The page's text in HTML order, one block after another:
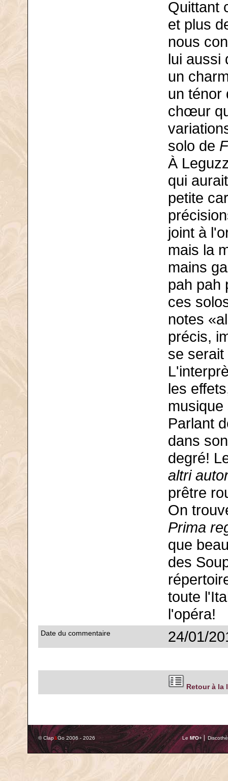
Quittant
et plus
nous
lui aussi
un
un ténor
chœur
solo de
À
qui
petite
joint à
mais la
mains
pah pah
ces
notes
précis,
se
les
Parlant
dans
degré!
altri
prêtre
On
Prima
que
des
toute
l'opéra!
Date du commentaire 24/01/
Retour à la
© Clap&Go 2006 - 2026 Le M'O+ ⎢